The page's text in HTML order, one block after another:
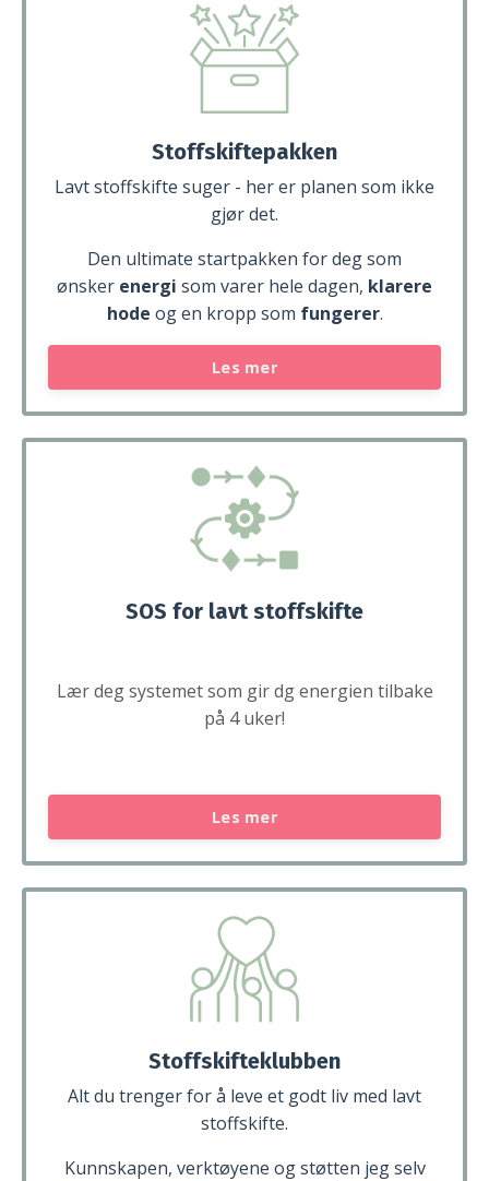
Stoffskiftepakken
Lavt stoffskifte suger - her er planen som ikke
gjør det.
Den ultimate startpakken for deg som
ønsker energi som varer hele dagen, klarere
hode og en kropp som fungerer.
Les mer
SOS for lavt stoffskifte
Lær deg systemet som gir dg energien tilbake
på 4 uker!
Les mer
Stoffskifteklubben
Alt du trenger for å leve et godt liv med lavt
stoffskifte.
Kunnskapen, verktøyene og støtten jeg selv